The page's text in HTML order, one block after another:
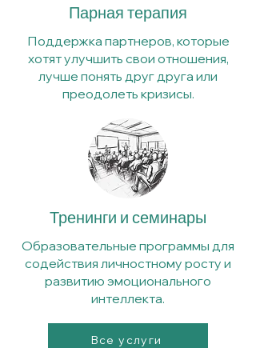
Парная терапия
Поддержка партнеров, которые
хотят улучшить свои отношения,
лучше понять друг друга или
преодолеть кризисы.
Тренинги и семинары
​Образовательные программы для
содействия личностному росту и
развитию эмоционального
интеллекта.
Все услуги